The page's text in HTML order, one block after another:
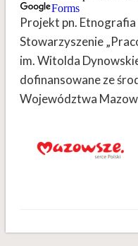
Projekt pn. Etnografia
Stowarzyszenie
im. Witolda
dofinansowane ze
Województwa